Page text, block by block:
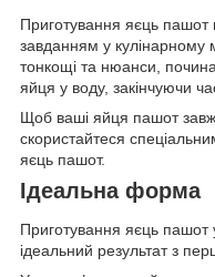
Приготування яєць пашот
завданням у кулінарному
тонкощі та нюанси,
яйця у воду, закінчуючи
Щоб ваші яйця пашот
скористайтеся
яєць пашот.
Ідеальна форма
Приготування яєць пашот
ідеальний результат з